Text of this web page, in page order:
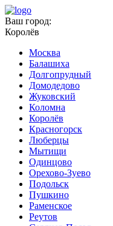
Ваш город:
Королёв
Москва
Балашиха
Долгопрудный
Домодедово
Жуковский
Коломна
Королёв
Красногорск
Люберцы
Мытищи
Одинцово
Орехово-Зуево
Подольск
Пушкино
Раменское
Реутов